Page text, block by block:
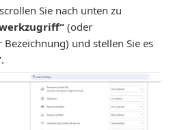
Sie nach unten zu
(oder
Bezeichnung) und stellen Sie es
.